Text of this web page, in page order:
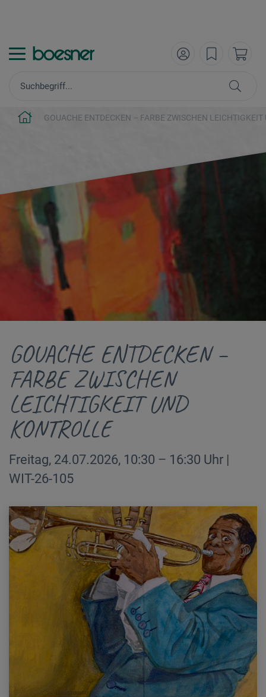
GOUACHE ENTDECKEN – FARBE ZWISCHEN
GOUACHE ENTDECKEN –
FARBE ZWISCHEN
LEICHTIGKEIT UND
KONTROLLE
Freitag, 24.07.2026, 10:30 – 16:30 Uhr |
WIT-26-105